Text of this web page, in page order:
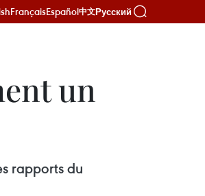
FrançaisEspañol中文Русский
un
rapports du